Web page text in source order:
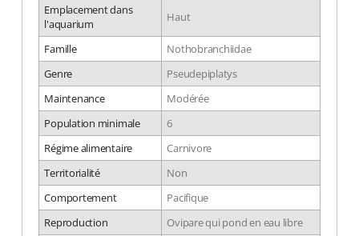
Emplacement dans
l'aquarium
Haut
Famille
Nothobranchiidae
Genre
Pseudepiplatys
Maintenance
Modérée
Population minimale
6
Régime alimentaire
Carnivore
Territorialité
Non
Comportement
Pacifique
Reproduction
Ovipare qui pond en eau libre